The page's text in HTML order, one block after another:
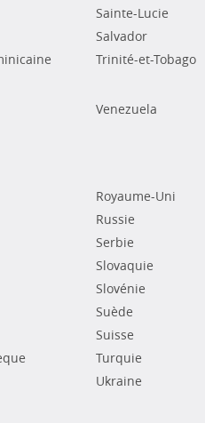
Sainte-Lucie
Salvador
Trinité-et-Tobago
Venezuela
Royaume-Uni
Russie
Serbie
Slovaquie
Slovénie
Suède
Suisse
Turquie
Ukraine